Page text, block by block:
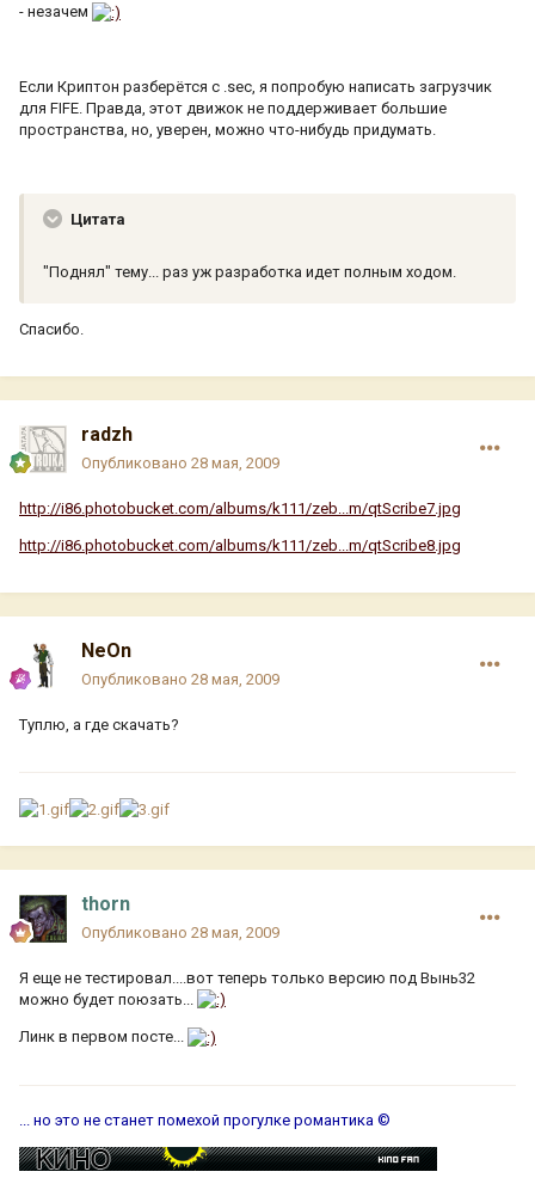
- незачем
Если Криптон разберётся с .sec, я попробую написать загрузчик
для FIFE. Правда, этот движок не поддерживает большие
пространства, но, уверен, можно что-нибудь придумать.
Цитата
"Поднял" тему... раз уж разработка идет полным ходом.
Спасибо.
radzh
Опубликовано 28 мая, 2009
http://i86.photobucket.com/albums/k111/zeb...m/qtScribe7.jpg
http://i86.photobucket.com/albums/k111/zeb...m/qtScribe8.jpg
NeOn
Опубликовано 28 мая, 2009
Туплю, а где скачать?
thorn
Опубликовано 28 мая, 2009
Я еще не тестировал....вот теперь только версию под Вынь32
можно будет поюзать...
Линк в первом посте...
... но это не станет помехой прогулке романтика ©